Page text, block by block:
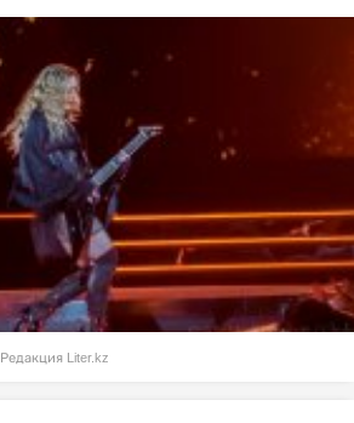
Редакция Liter.kz